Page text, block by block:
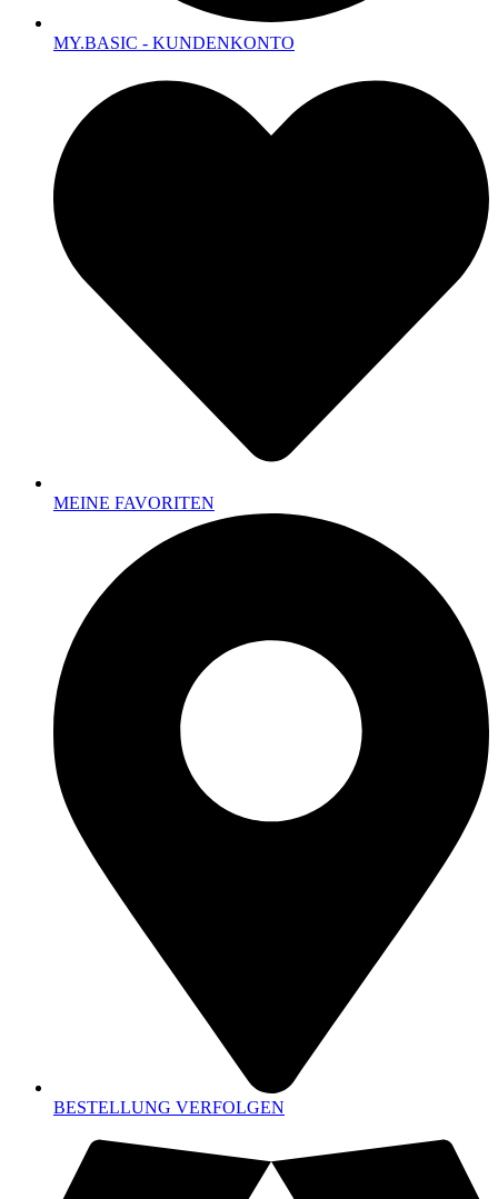
MY.BASIC - KUNDENKONTO
MEINE FAVORITEN
BESTELLUNG VERFOLGEN